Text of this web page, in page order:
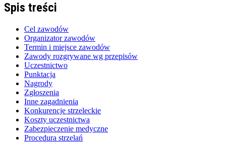
Spis treści
Cel zawodów
Organizator zawodów
Termin i miejsce zawodów
Zawody rozgrywane wg przepisów
Uczestnictwo
Punktacja
Nagrody
Zgłoszenia
Inne zagadnienia
Konkurencje strzeleckie
Koszty uczestnictwa
Zabezpieczenie medyczne
Procedura strzelań